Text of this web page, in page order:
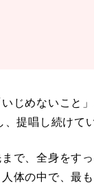
じめないこと」
提唱し続けて
で、全身をす
体の中で、最